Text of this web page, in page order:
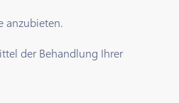
anzubieten.
der Behandlung Ihrer